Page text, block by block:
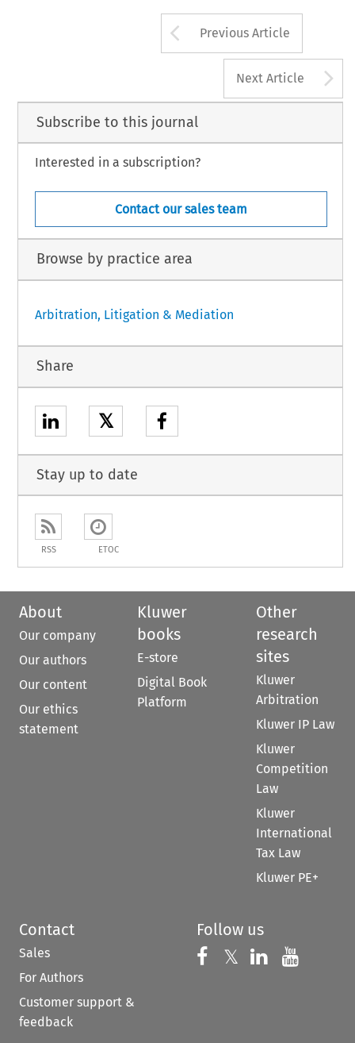
Arrow button
Previous Article
Next Article
Subscribe to this journal
Interested in a subscription?
Contact our sales team
Browse by practice area
Arbitration, Litigation & Mediation
Share
𝕏
Stay up to date
RSS ETOC
About
Our company
Our authors
Our content
Our ethics
statement
Kluwer
books
E-store
Digital Book
Platform
Other
research
sites
Kluwer
Arbitration
Kluwer IP Law
Kluwer
Competition
Law
Kluwer
International
Tax Law
Kluwer PE+
Contact
Sales
For Authors
Customer support &
feedback
Follow us
Follow us on
𝕏 Follow us on
Follow us